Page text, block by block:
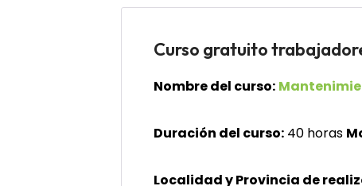
Curso gratuito
Nombre del curso:
Duración del curso: 40 horas
Localidad y Provincia de